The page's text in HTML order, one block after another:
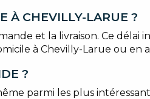
À CHEVILLY-LARUE ?
et la livraison. Ce délai
à Chevilly-Larue ou en
?
parmi les plus